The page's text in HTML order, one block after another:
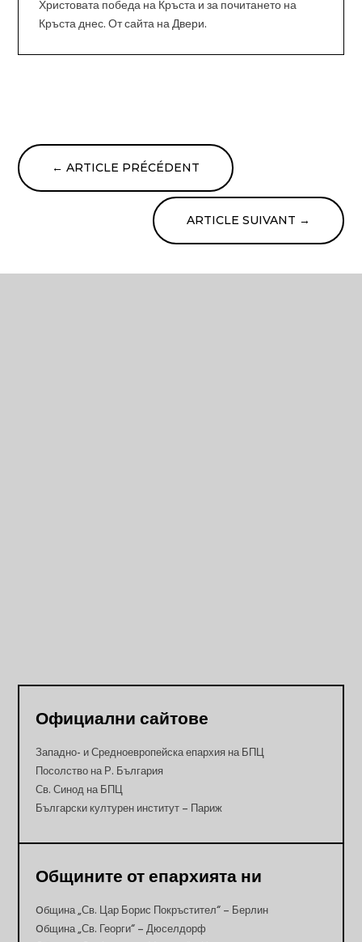
Христовата победа на Кръста и за почитането на
Кръста днес. От сайта на Двери.
←ARTICLE PRÉCÉDENT
ARTICLE SUIVANT →
Официални сайтове
Западно- и Средноевропейска епархия на БПЦ
Посолство на Р. България
Св. Синод на БПЦ
Български културен институт – Париж
Общините от епархията ни
Oбщина „Св. Цар Борис Покръстител“ – Берлин
Oбщина „Св. Георги“ – Дюселдорф